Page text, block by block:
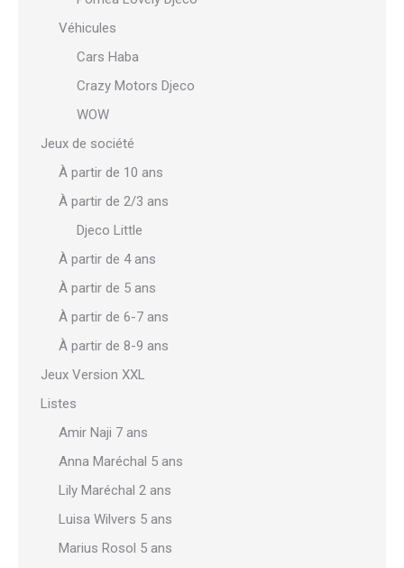
Véhicules
Cars Haba
Crazy Motors Djeco
WOW
Jeux de société
À partir de 10 ans
À partir de 2/3 ans
Djeco Little
À partir de 4 ans
À partir de 5 ans
À partir de 6-7 ans
À partir de 8-9 ans
Jeux Version XXL
Listes
Amir Naji 7 ans
Anna Maréchal 5 ans
Lily Maréchal 2 ans
Luisa Wilvers 5 ans
Marius Rosol 5 ans